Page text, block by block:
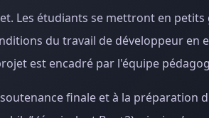
Les étudiants se mettront en
du travail de développeur en
est encadré par l'équipe
finale et à la préparation